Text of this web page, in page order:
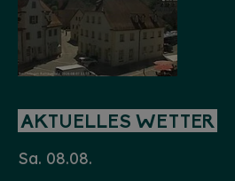
AKTUELLES WETTER
Sa. 08.08.